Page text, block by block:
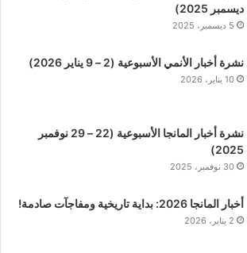
ديسمبر 2025)
5 ديسمبر، 2025
نشرة أخبار الأنمي الأسبوعية (2 – 9 يناير 2026)
10 يناير، 2026
نشرة أخبار المانجا الأسبوعية (22 – 29 نوفمبر
2025)
30 نوفمبر، 2025
أخبار المانجا 2026: بداية تاريخية ومفاجآت صادمة!
2 يناير، 2026